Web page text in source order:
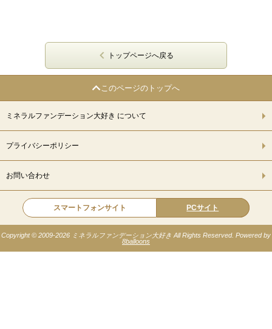
トップページへ戻る
このページのトップへ
ミネラルファンデーション大好き について
プライバシーポリシー
お問い合わせ
スマートフォンサイト PCサイト
Copyright © 2009-2026 ミネラルファンデーション大好き All Rights Reserved. Powered by
8balloons